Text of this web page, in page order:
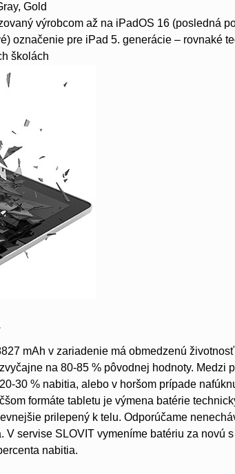
Gold
výrobcom až na iPadOS 16 (posledná
označenie pre iPad 5. generácie – rovnaké
školách
mAh v zariadenie má obmedzenú
na 80-85 % pôvodnej hodnoty. Medzi
30 % nabitia, alebo v horšom prípade
formáte tabletu je výmena batérie
prilepený k telu. Odporúčame
V servise SLOVIT vymeníme batériu za novú
nabitia.